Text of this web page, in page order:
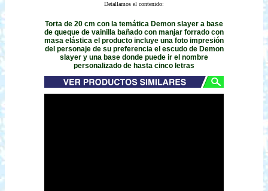
Detallamos el contenido:
Torta de 20 cm con la temática Demon slayer a base
de queque de vainilla bañado con manjar forrado con
masa elástica el producto incluye una foto impresión
del personaje de su preferencia el escudo de Demon
slayer y una base donde puede ir el nombre
personalizado de hasta cinco letras